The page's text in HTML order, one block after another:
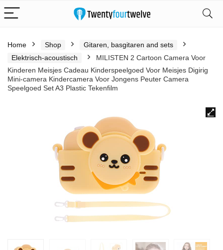
Home Shop
Gitaren, basgitaren and sets
Elektrisch-acoustisch
MILISTEN 2 Cartoon Camera Voor
Kinderen Meisjes Cadeau Kinderspeelgoed Voor Meisjes Digirig
Mini-camera Kindercamera Voor Jongens Peuter Camera
Speelgoed Set A3 Plastic Tekenfilm